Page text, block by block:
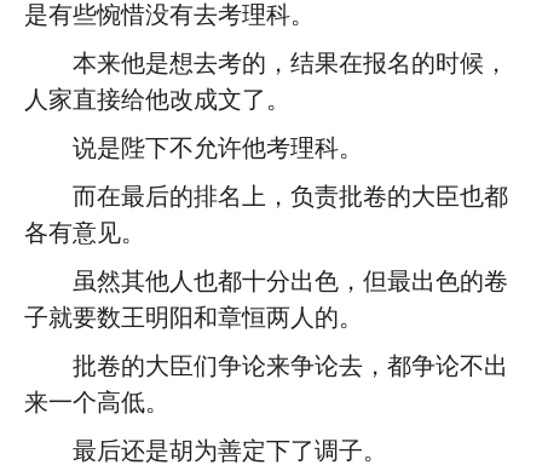
是有些惋惜没有去考理科。
本来他是想去考的，结果在报名的时候，
人家直接给他改成文了。
说是陛下不允许他考理科。
而在最后的排名上，负责批卷的大臣也都
各有意见。
虽然其他人也都十分出色，但最出色的卷
子就要数王明阳和章恒两人的。
批卷的大臣们争论来争论去，都争论不出
来一个高低。
最后还是胡为善定下了调子。